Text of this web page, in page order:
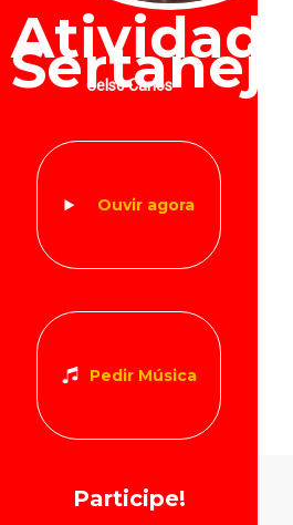
Atividade
Sertaneja
Celso Carlos
Ouvir agora
Pedir Música
Participe!